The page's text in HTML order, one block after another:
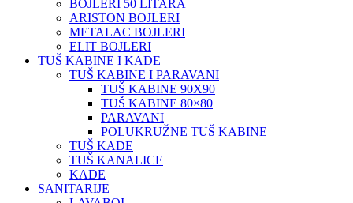
BOJLERI 50 LITARA
ARISTON BOJLERI
METALAC BOJLERI
ELIT BOJLERI
TUŠ KABINE I KADE
TUŠ KABINE I PARAVANI
TUŠ KABINE 90X90
TUŠ KABINE 80×80
PARAVANI
POLUKRUŽNE TUŠ KABINE
TUŠ KADE
TUŠ KANALICE
KADE
SANITARIJE